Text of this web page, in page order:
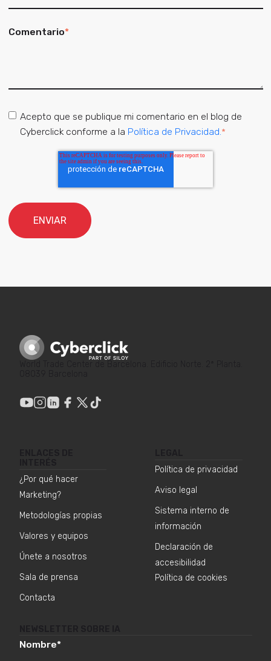
Comentario*
Acepto que se publique mi comentario en el blog de
Cyberclick conforme a la Política de Privacidad.*
¿Por qué hacer
Marketing?
Metodologías propias
Valores y equipos
Únete a nosotros
Sala de prensa
Contacta
Política de privacidad
Aviso legal
Sistema interno de
información
Declaración de
accesibilidad
Política de cookies
Nombre*